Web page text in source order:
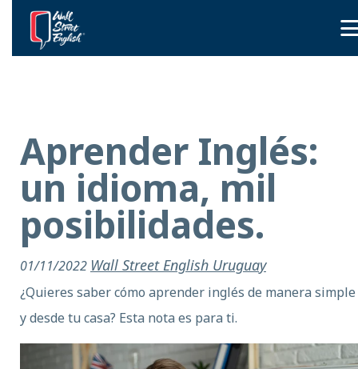
Aprender Inglés:
un idioma, mil
posibilidades.
01/11/2022 Wall Street English Uruguay
¿Quieres saber cómo aprender inglés de manera simple
y desde tu casa? Esta nota es para ti.